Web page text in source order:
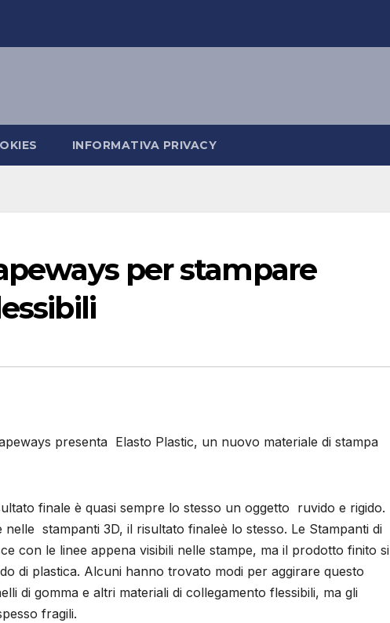
INFORMATIVA PRIVACY
per stampare
presenta Elasto Plastic, un nuovo materiale di stampa
finale è quasi sempre lo stesso un oggetto ruvido e rigido.
stampanti 3D, il risultato finaleè lo stesso. Le Stampanti di
con le linee appena visibili nelle stampe, ma il prodotto finito si
di plastica. Alcuni hanno trovato modi per aggirare questo
di gomma e altri materiali di collegamento flessibili, ma gli
fragili.